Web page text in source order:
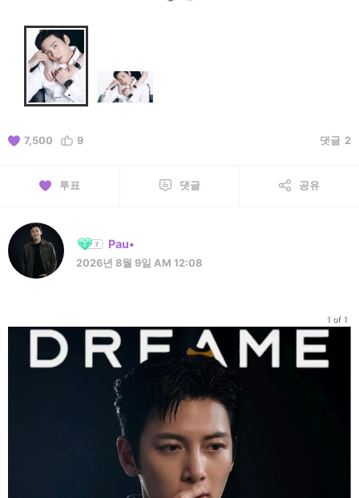
7,500 9 댓글 2
투표 댓글 공유
Pau•
2026년 8월 9일 AM 12:08
1 of 1